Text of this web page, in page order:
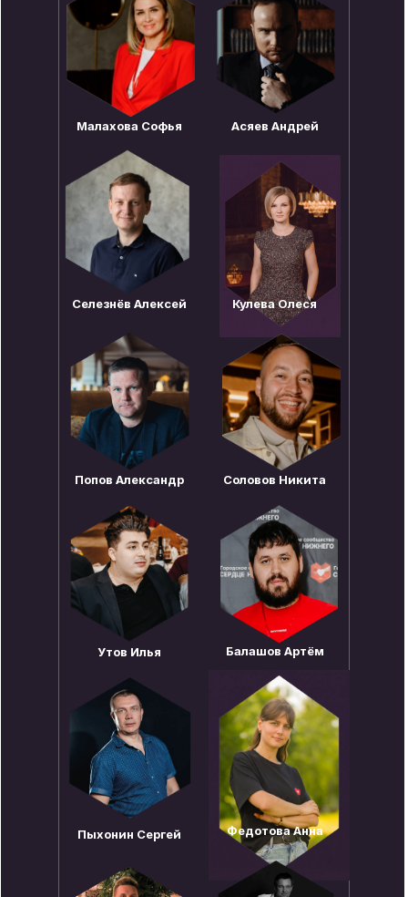
Малахова Софья Асяев Андрей
Балашов Артём
Селезнёв Алексей Кулева Олеся
Попов Александр Соловов Никита
Утов Илья
Пыхонин Сергей Федотова Анна